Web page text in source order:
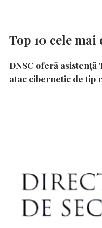
Top 10 cele
DNSC oferă asistență
atac cibernetic de tip